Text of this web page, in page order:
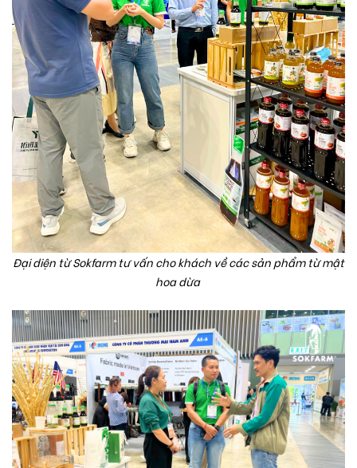
Đại diện từ Sokfarm tư vấn cho khách về các sản phẩm từ mật
hoa dừa